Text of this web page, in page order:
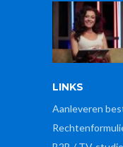
LINKS
Aanleveren